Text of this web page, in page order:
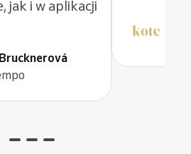
jak i w aplikacji